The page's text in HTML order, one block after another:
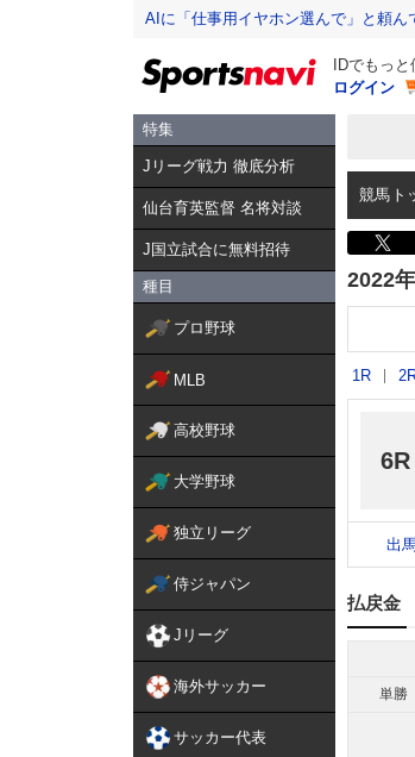
AIに「仕事用イヤホン選んで」と頼ん
IDでもっ
ログイン
特集
Jリーグ戦力 徹底分析
仙台育英監督 名将対談
J国立試合に無料招待
種目
プロ野球
MLB
高校野球
大学野球
独立リーグ
侍ジャパン
Jリーグ
海外サッカー
サッカー代表
競馬ト
2022
1R
6R
出
払戻金
単勝